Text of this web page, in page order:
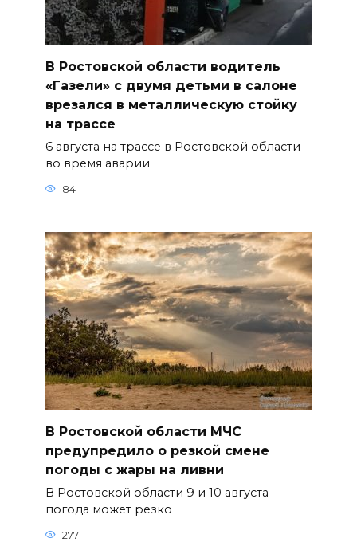
В Ростовской области водитель
«Газели» с двумя детьми в салоне
врезался в металлическую стойку
на трассе
6 августа на трассе в Ростовской области
во время аварии
84
В Ростовской области МЧС
предупредило о резкой смене
погоды с жары на ливни
В Ростовской области 9 и 10 августа
погода может резко
277